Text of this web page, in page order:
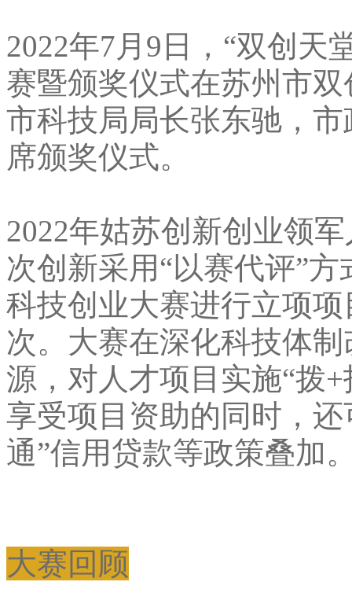
2022年7月9日，“双创天
赛暨颁奖仪式在苏州市
市科技局局长张东驰，
席颁奖仪式。
2022年姑苏创新创业领
次创新采用“以赛代评”
科技创业大赛进行立项
次。大赛在深化科技体
源，对人才项目实施“拨
享受项目资助的同时，
通”信用贷款等政策叠加
大赛回顾